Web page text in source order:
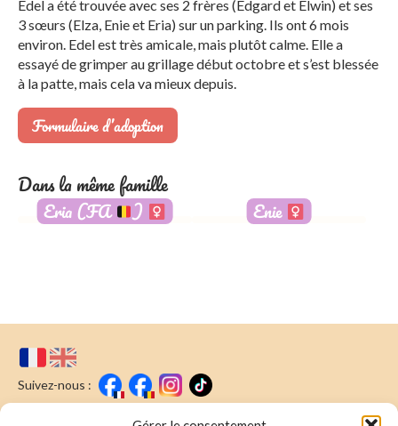
Edel a été trouvée avec ses 2 frères (Edgard et Elwin) et ses
3 sœurs (Elza, Enie et Eria) sur un parking. Ils ont 6 mois
environ. Edel est très amicale, mais plutôt calme. Elle a
essayé de grimper au grillage début octobre et s’est blessée
à la patte, mais cela va mieux depuis.
Formulaire d’adoption
Dans la même famille
Eria (FA ) Enie
Suivez-nous :